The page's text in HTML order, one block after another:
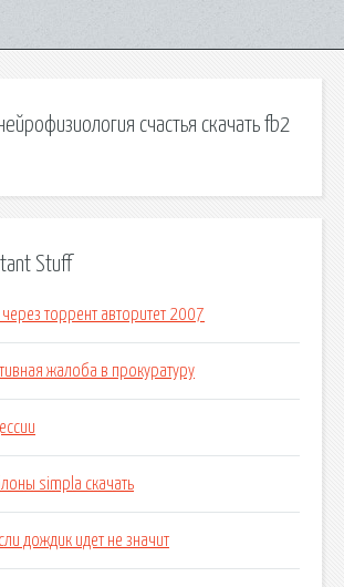
счастья скачать fb2
Stuff
торрент авторитет 2007
жалоба в прокуратуру
simpla скачать
дождик идет не значит